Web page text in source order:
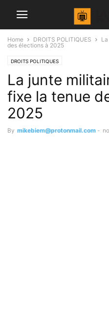
Home DROITS POLITIQUES
des élections à 2025
DROITS POLITIQUES
La junte
fixe la tenue
2025
By mikebiem@protonmail.com -